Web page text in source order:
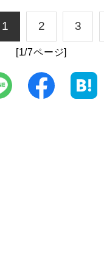
1 2 3
[1/7ページ]